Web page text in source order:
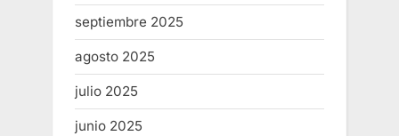
septiembre 2025
agosto 2025
julio 2025
junio 2025